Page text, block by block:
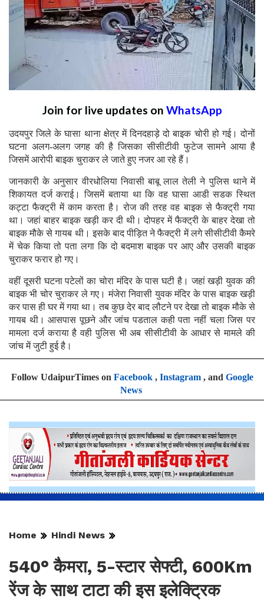
Join for live updates on WhatsApp
उदयपुर जिले के घासा थाना क्षेत्र में दिनदहाड़े दो बाइक चोरी हो गई। दोनों
घटना अलग-अलग जगह की है जिसका सीसीटीवी फुटेज सामने आया है
जिसमें आरोपी बाइक चुराकर ले जाते हुए नजर आ रहे हैं।
जानकारी के अनुसार वीरधोलिया निवासी बाबू लाल तेली ने पुलिस थाने में
शिकायत दर्ज कराई। जिसमें बताया था कि वह घासा आडी सडक स्थित
कट्टा फैक्ट्री में काम करता है। रोज की तरह वह बाइक से फैक्ट्री गया
था। जहां बाहर बाइक खड़ी कर दी थी। दोपहर में फैक्ट्री के बाहर देखा तो
बाइक मौके से गायब थी। इसके बाद पीड़ित ने फैक्ट्री में लगे सीसीटीवी कैमरे
में चेक किया तो पता लगा कि दो बदमाश बाइक पर आए और उसकी बाइक
चुराकर फरार हो गए।
वहीं दूसरी घटना पटेलों का चोरा मंदिर के पास घटी है। जहां खड़ी युवक की
बाइक भी चोर चुराकर ले गए। मंजेरा निवासी युवक मंदिर के पास बाइक खड़ी
कर पास ही घर में गया था। तब कुछ देर बाद लौटने पर देखा तो बाइक मौके से
गायब थी। आसपास पूछने और जांच पडताल कही पता नहीं चला जिस पर
मामला दर्ज कराया है वही पुलिस भी अब सीसीटीवी के आधार से मामले की
जांच में जुटी हुई है।
Follow UdaipurTimes on Facebook, Instagram, and Google
News
Home Hindi News
540° कैमरा, 5-स्टार सेफ्टी, 600Km
रेंज के साथ टाटा की इस इलेक्ट्रिक